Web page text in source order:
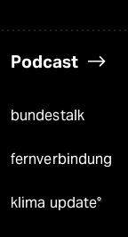
Podcast
bundestalk
fernverbindung
klima update°